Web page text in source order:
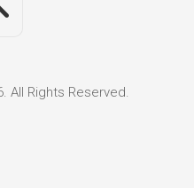
All Rights Reserved.